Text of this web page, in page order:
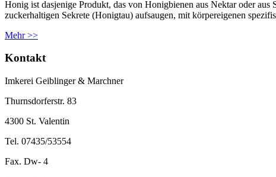
Honig ist dasjenige Produkt, das von Honigbienen aus Nektar oder
zuckerhaltigen Sekrete (Honigtau) aufsaugen, mit körpereigenen
Mehr >>
Kontakt
Imkerei Geiblinger & Marchner
Thurnsdorferstr. 83
4300 St. Valentin
Tel. 07435/53554
Fax. Dw- 4